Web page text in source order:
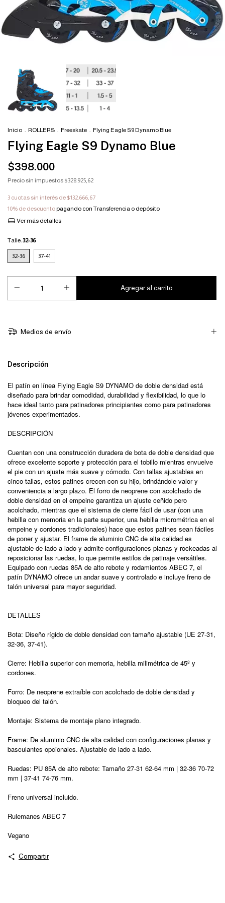
Inicio . ROLLERS . Freeskate . Flying Eagle S9 Dynamo Blue
Flying Eagle S9 Dynamo Blue
$398.000
Precio sin impuestos $328.925,62
3 cuotas sin interés de $132.666,67
10% de descuentopagando con Transferencia o depósito
Ver más detalles
Talle:32-36
32-36 37-41
Medios de envío
Descripción
El patín en línea Flying Eagle S9 DYNAMO de doble densidad está
diseñado para brindar comodidad, durabilidad y flexibilidad, lo que lo
hace ideal tanto para patinadores principiantes como para patinadores
jóvenes experimentados.
DESCRIPCIÓN
Cuentan con una construcción duradera de bota de doble densidad que
ofrece excelente soporte y protección para el tobillo mientras envuelve
el pie con un ajuste más suave y cómodo. Con tallas ajustables en
cinco tallas, estos patines crecen con su hijo, brindándole valor y
conveniencia a largo plazo. El forro de neoprene con acolchado de
doble densidad en el empeine garantiza un ajuste ceñido pero
acolchado, mientras que el sistema de cierre fácil de usar (con una
hebilla con memoria en la parte superior, una hebilla micrométrica en el
empeine y cordones tradicionales) hace que estos patines sean fáciles
de poner y ajustar. El frame de aluminio CNC de alta calidad es
ajustable de lado a lado y admite configuraciones planas y rockeadas al
reposicionar las ruedas, lo que permite estilos de patinaje versátiles.
Equipado con ruedas 85A de alto rebote y rodamientos ABEC 7, el
patín DYNAMO ofrece un andar suave y controlado e incluye freno de
talón universal para mayor seguridad.
DETALLES
Bota: Diseño rígido de doble densidad con tamaño ajustable (UE 27-31,
32-36, 37-41).
Cierre: Hebilla superior con memoria, hebilla milimétrica de 45º y
cordones.
Forro: De neoprene extraíble con acolchado de doble densidad y
bloqueo del talón.
Montaje: Sistema de montaje plano integrado.
Frame: De aluminio CNC de alta calidad con configuraciones planas y
basculantes opcionales. Ajustable de lado a lado.
Ruedas: PU 85A de alto rebote: Tamaño 27-31 62-64 mm | 32-36 70-72
mm | 37-41 74-76 mm.
Freno universal incluido.
Rulemanes ABEC 7
Vegano
Compartir